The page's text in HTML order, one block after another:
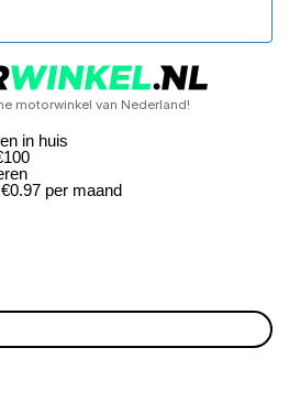
motorwinkel van Nederland!
in huis
per maand